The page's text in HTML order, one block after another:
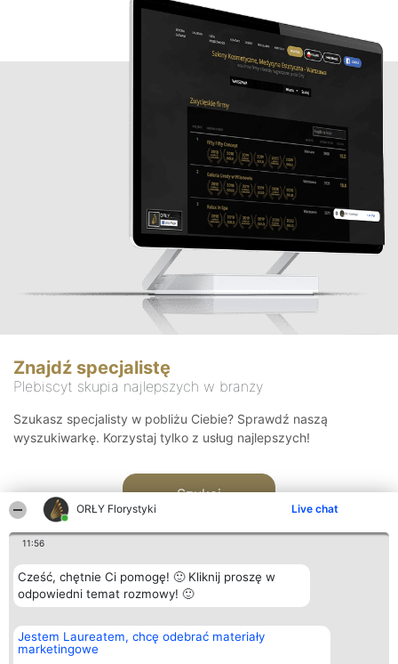
ORŁY Florystyki Live chat
11:56
Cześć, chętnie Ci pomogę! 🙂 Kliknij proszę w
odpowiedni temat rozmowy! 🙂
Jestem Laureatem, chcę odebrać materiały
marketingowe
Znajdź specjalistę
Plebiscyt skupia najlepszych w branży
Szukasz specjalisty w pobliżu Ciebie? Sprawdź naszą
wyszukiwarkę. Korzystaj tylko z usług najlepszych!
Szukaj
Organizator plebiscytu
Bright Side Solutions sp. z o.
o. sp. k.
Plebiscyt
Laureaci
Kontakt
Kontakt